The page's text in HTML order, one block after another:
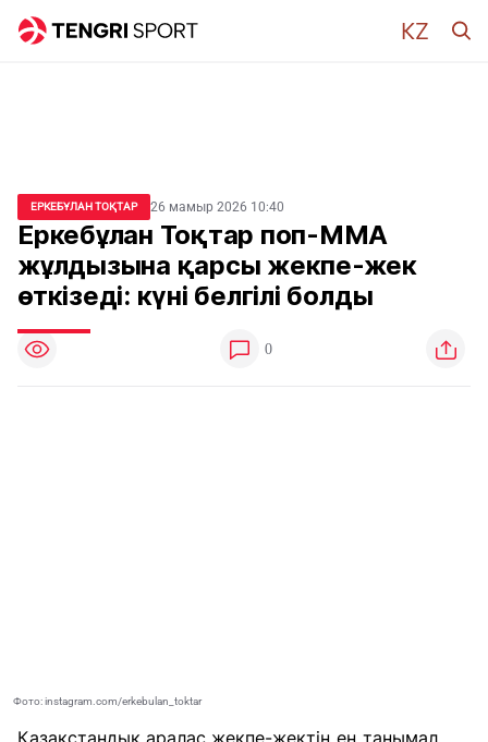
ЕРКЕБҰЛАН ТОҚТАР 26 мамыр 2026 10:40
Еркебұлан Тоқтар поп-ММА
жұлдызына қарсы жекпе-жек
өткізеді: күні белгілі болды
0
Фото: instagram.com/erkebulan_toktar
Қазақстандық аралас жекпе-жектің ең танымал